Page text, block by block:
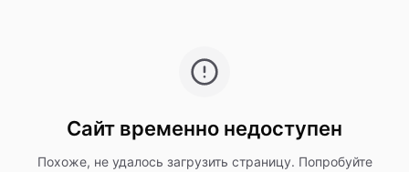
Сайт временно недоступен
Похоже, не удалось загрузить страницу. Попробуйте